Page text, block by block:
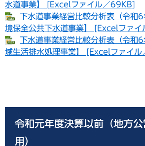
水道事業】 [Excelファイル／69KB]
下水道事業経営比較分析表（令和
境保全公共下水道事業】 [Excelファイ
下水道事業経営比較分析表（令和
域生活排水処理事業】 [Excelファイル
令和元年度決算以前（地方
用）